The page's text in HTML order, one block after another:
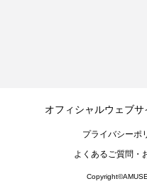
オフィシャルウェブサ
プライバシーポ
よくあるご質問・
Copyright©